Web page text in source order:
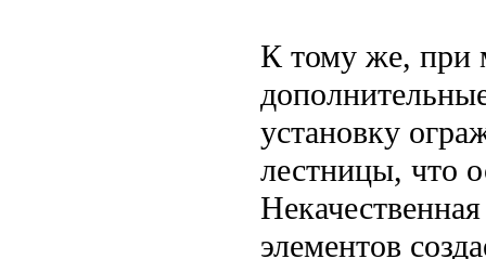
К тому же, при
установку
лестницы, что
элементов